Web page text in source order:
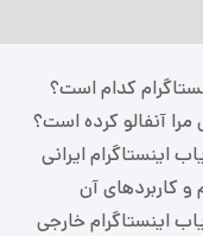
کدام است؟
آنفالو کرده است؟
اینستاگرام ایرانی
و کاربردهای آن
اینستاگرام خارجی